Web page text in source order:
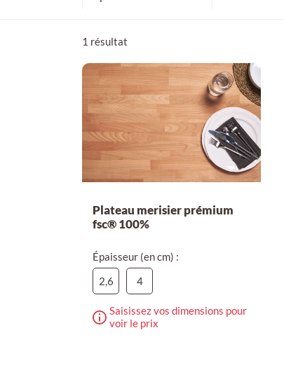
1 résultat
Plateau merisier prémium
fsc® 100%
Épaisseur (en cm) :
2,6
4
Saisissez vos dimensions pour
voir le prix